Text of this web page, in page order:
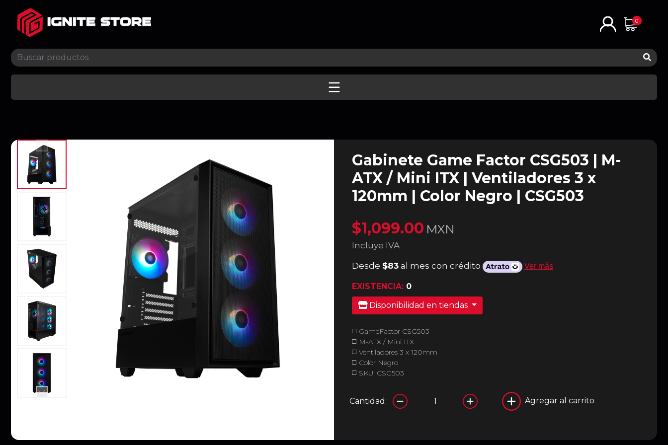
0
Gabinete Game Factor CSG503 | M-
ATX / Mini ITX | Ventiladores 3 x
120mm | Color Negro | CSG503
$1,099.00 MXN
Incluye IVA
Desde $83 al mes con crédito Ver más
EXISTENCIA: 0
Disponibilidad en tiendas
◻️ GameFactor CSG503
◻️ M-ATX / Mini ITX
◻️ Ventiladores 3 x 120mm
◻️ Color Negro
◻️ SKU: CSG503
Cantidad: Agregar al carrito